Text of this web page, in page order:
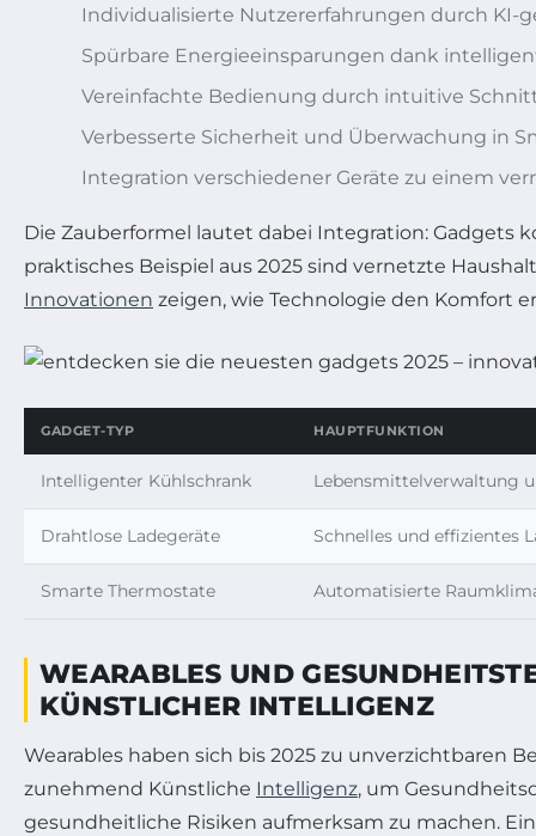
Individualisierte Nutzererfahrungen durch KI-
Spürbare Energieeinsparungen dank
Vereinfachte Bedienung durch intuitive
Verbesserte Sicherheit und Überwachung in
Integration verschiedener Geräte zu einem
Die Zauberformel lautet dabei Integration: Gadgets
praktisches Beispiel aus 2025 sind vernetzte
Innovationen zeigen, wie Technologie den Komfort
GADGET-TYP HAUPTFUNKTION
Intelligenter Kühlschrank Lebensmittelverwaltung
Drahtlose Ladegeräte Schnelles und effizientes
Smarte Thermostate Automatisierte
WEARABLES UND
KÜNSTLICHER INTELLIGENZ
Wearables haben sich bis 2025 zu unverzichtbaren
zunehmend Künstliche Intelligenz, um
gesundheitliche Risiken aufmerksam zu machen.